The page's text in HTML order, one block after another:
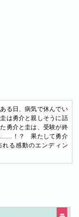
る日、病気で休んでい
は勇介と親しそうに話
勇介と圭は、受験が終
……！？ 果たして勇介
る感動のエンディン